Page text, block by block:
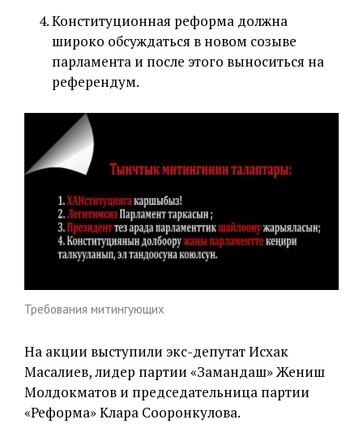
Конституционная реформа должна
широко обсуждаться в новом созыве
парламента и после этого выноситься на
референдум.
Требования митингующих
На акции выступили экс-депутат Исхак
Масалиев, лидер партии «Замандаш» Жениш
Молдокматов и председательница партии
«Реформа» Клара Сооронкулова.